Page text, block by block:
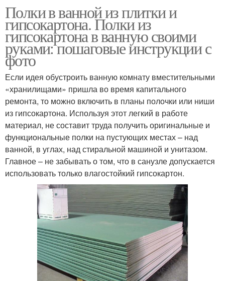
Полки в ванной из плитки и
гипсокартона. Полки из
гипсокартона в ванную своими
руками: пошаговые инструкции с
фото
Если идея обустроить ванную комнату вместительными
«хранилищами» пришла во время капитального
ремонта, то можно включить в планы полочки или ниши
из гипсокартона. Используя этот легкий в работе
материал, не составит труда получить оригинальные и
функциональные полки на пустующих местах – над
ванной, в углах, над стиральной машиной и унитазом.
Главное – не забывать о том, что в санузле допускается
использовать только влагостойкий гипсокартон.